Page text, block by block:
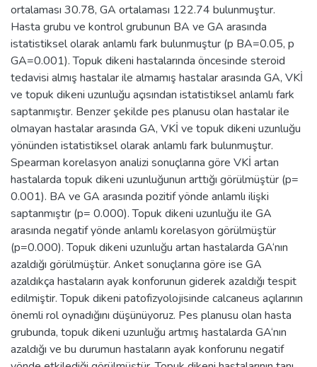
ortalaması 30.78, GA ortalaması 122.74 bulunmuştur.
Hasta grubu ve kontrol grubunun BA ve GA arasında
istatistiksel olarak anlamlı fark bulunmuştur (p BA=0.05, p
GA=0.001). Topuk dikeni hastalarında öncesinde steroid
tedavisi almış hastalar ile almamış hastalar arasında GA, VKİ
ve topuk dikeni uzunluğu açısından istatistiksel anlamlı fark
saptanmıştır. Benzer şekilde pes planusu olan hastalar ile
olmayan hastalar arasında GA, VKİ ve topuk dikeni uzunluğu
yönünden istatistiksel olarak anlamlı fark bulunmuştur.
Spearman korelasyon analizi sonuçlarına göre VKİ artan
hastalarda topuk dikeni uzunluğunun arttığı görülmüştür (p=
0.001). BA ve GA arasında pozitif yönde anlamlı ilişki
saptanmıştır (p= 0.000). Topuk dikeni uzunluğu ile GA
arasında negatif yönde anlamlı korelasyon görülmüştür
(p=0.000). Topuk dikeni uzunluğu artan hastalarda GA‘nın
azaldığı görülmüştür. Anket sonuçlarına göre ise GA
azaldıkça hastaların ayak konforunun giderek azaldığı tespit
edilmiştir. Topuk dikeni patofizyolojisinde calcaneus açılarının
önemli rol oynadığını düşünüyoruz. Pes planusu olan hasta
grubunda, topuk dikeni uzunluğu artmış hastalarda GA‘nın
azaldığı ve bu durumun hastaların ayak konforunu negatif